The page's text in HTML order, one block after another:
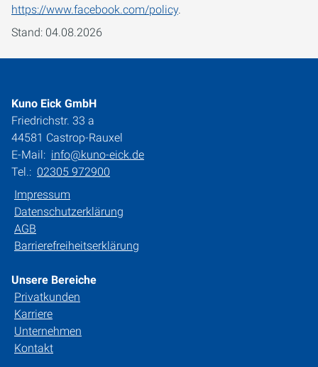
https://www.facebook.com/policy.
Stand: 04.08.2026
Kuno Eick GmbH
Friedrichstr. 33 a
44581 Castrop-Rauxel
E-Mail: info@kuno-eick.de
Tel.: 02305 972900
Impressum
Datenschutzerklärung
AGB
Barrierefreiheitserklärung
Unsere Bereiche
Privatkunden
Karriere
Unternehmen
Kontakt